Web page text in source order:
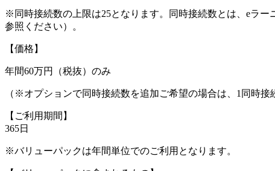
※同時接続数の上限は25となります。同時接続数とは、eラ
参照ください）。
【価格】
年間60万円（税抜）のみ
（※オプションで同時接続数を追加ご希望の場合は、1同時接
【ご利用期間】
365日
※バリューパックは年間単位でのご利用となります。